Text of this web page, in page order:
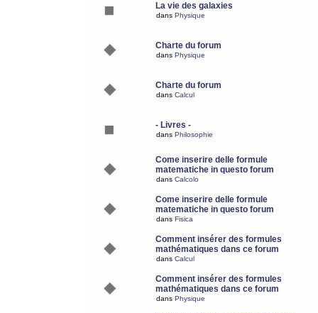
La vie des galaxies
dans Physique
Charte du forum
dans Physique
Charte du forum
dans Calcul
- Livres -
dans Philosophie
Come inserire delle formule
matematiche in questo forum
dans Calcolo
Come inserire delle formule
matematiche in questo forum
dans Fisica
Comment insérer des formules
mathématiques dans ce forum
dans Calcul
Comment insérer des formules
mathématiques dans ce forum
dans Physique